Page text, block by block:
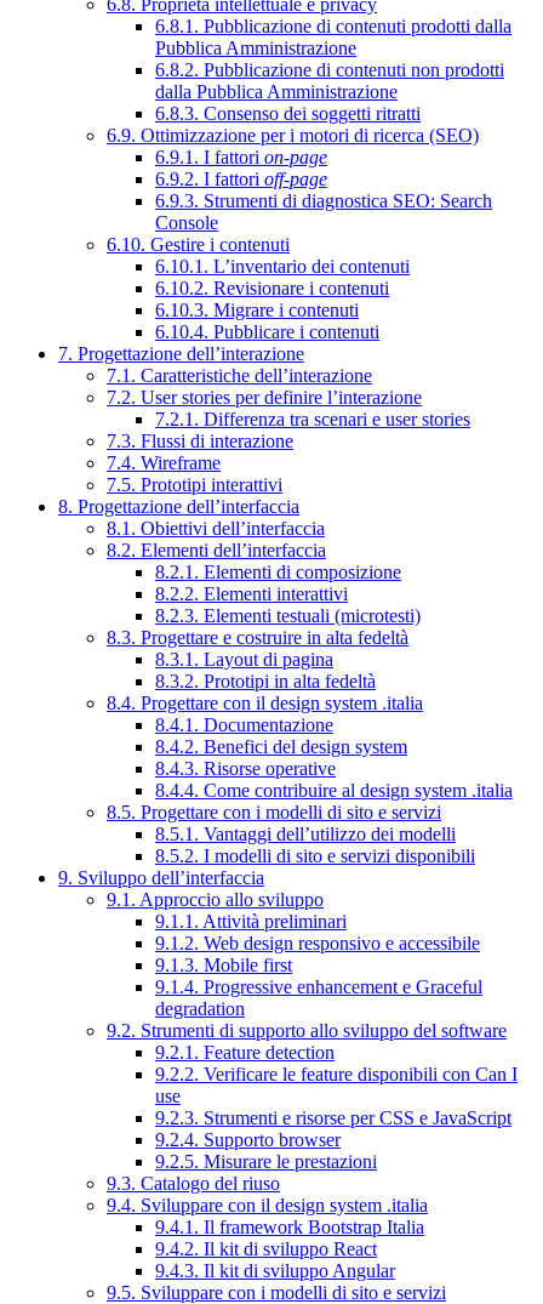
6.8. Proprietà intellettuale e privacy
6.8.1. Pubblicazione di contenuti prodotti dalla
Pubblica Amministrazione
6.8.2. Pubblicazione di contenuti non prodotti
dalla Pubblica Amministrazione
6.8.3. Consenso dei soggetti ritratti
6.9. Ottimizzazione per i motori di ricerca (SEO)
6.9.1. I fattori on-page
6.9.2. I fattori off-page
6.9.3. Strumenti di diagnostica SEO: Search
Console
6.10. Gestire i contenuti
6.10.1. L’inventario dei contenuti
6.10.2. Revisionare i contenuti
6.10.3. Migrare i contenuti
6.10.4. Pubblicare i contenuti
7. Progettazione dell’interazione
7.1. Caratteristiche dell’interazione
7.2. User stories per definire l’interazione
7.2.1. Differenza tra scenari e user stories
7.3. Flussi di interazione
7.4. Wireframe
7.5. Prototipi interattivi
8. Progettazione dell’interfaccia
8.1. Obiettivi dell’interfaccia
8.2. Elementi dell’interfaccia
8.2.1. Elementi di composizione
8.2.2. Elementi interattivi
8.2.3. Elementi testuali (microtesti)
8.3. Progettare e costruire in alta fedeltà
8.3.1. Layout di pagina
8.3.2. Prototipi in alta fedeltà
8.4. Progettare con il design system .italia
8.4.1. Documentazione
8.4.2. Benefici del design system
8.4.3. Risorse operative
8.4.4. Come contribuire al design system .italia
8.5. Progettare con i modelli di sito e servizi
8.5.1. Vantaggi dell’utilizzo dei modelli
8.5.2. I modelli di sito e servizi disponibili
9. Sviluppo dell’interfaccia
9.1. Approccio allo sviluppo
9.1.1. Attività preliminari
9.1.2. Web design responsivo e accessibile
9.1.3. Mobile first
9.1.4. Progressive enhancement e Graceful
degradation
9.2. Strumenti di supporto allo sviluppo del software
9.2.1. Feature detection
9.2.2. Verificare le feature disponibili con Can I
use
9.2.3. Strumenti e risorse per CSS e JavaScript
9.2.4. Supporto browser
9.2.5. Misurare le prestazioni
9.3. Catalogo del riuso
9.4. Sviluppare con il design system .italia
9.4.1. Il framework Bootstrap Italia
9.4.2. Il kit di sviluppo React
9.4.3. Il kit di sviluppo Angular
9.5. Sviluppare con i modelli di sito e servizi